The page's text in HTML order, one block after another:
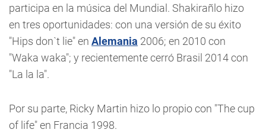
participa en la música del Mundial. Shakirañlo hizo
en tres oportunidades: con una versión de su éxito
"Hips don`t lie" en Alemania 2006; en 2010 con
"Waka waka"; y recientemente cerró Brasil 2014 con
"La la la".
Por su parte, Ricky Martin hizo lo propio con "The cup
of life" en Francia 1998.